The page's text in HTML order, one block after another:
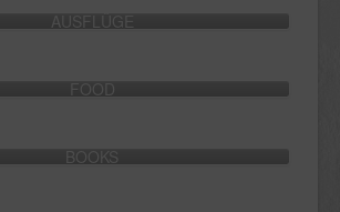
AUSFLÜGE
FOOD
BOOKS